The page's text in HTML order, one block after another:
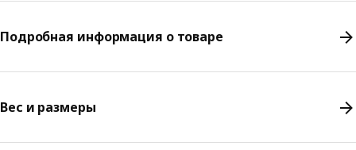
Подробная информация о товаре
Вес и размеры